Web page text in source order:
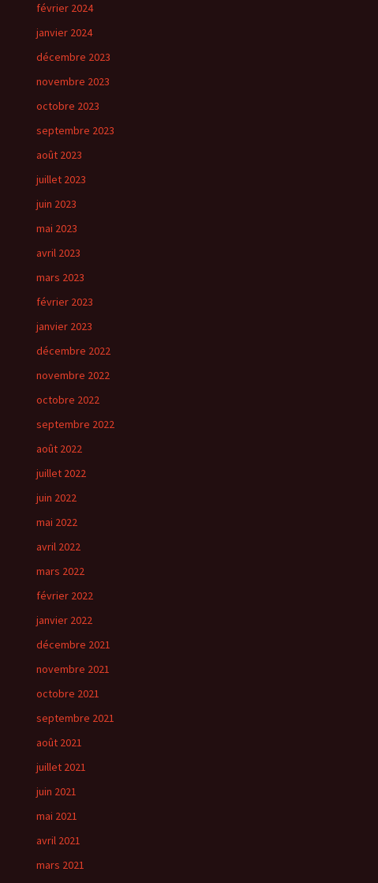
février 2024
janvier 2024
décembre 2023
novembre 2023
octobre 2023
septembre 2023
août 2023
juillet 2023
juin 2023
mai 2023
avril 2023
mars 2023
février 2023
janvier 2023
décembre 2022
novembre 2022
octobre 2022
septembre 2022
août 2022
juillet 2022
juin 2022
mai 2022
avril 2022
mars 2022
février 2022
janvier 2022
décembre 2021
novembre 2021
octobre 2021
septembre 2021
août 2021
juillet 2021
juin 2021
mai 2021
avril 2021
mars 2021